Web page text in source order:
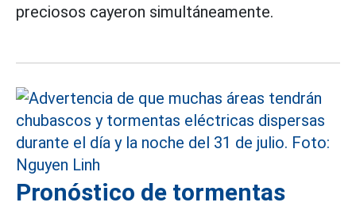
preciosos cayeron simultáneamente.
Pronóstico de tormentas